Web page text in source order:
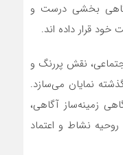
آگاهی بخشی درست و
قرار داده اند.
نقش پررنگ و
نمایان می‌سازد.
زمینه‌ساز آگاهی،
نشاط و اعتماد